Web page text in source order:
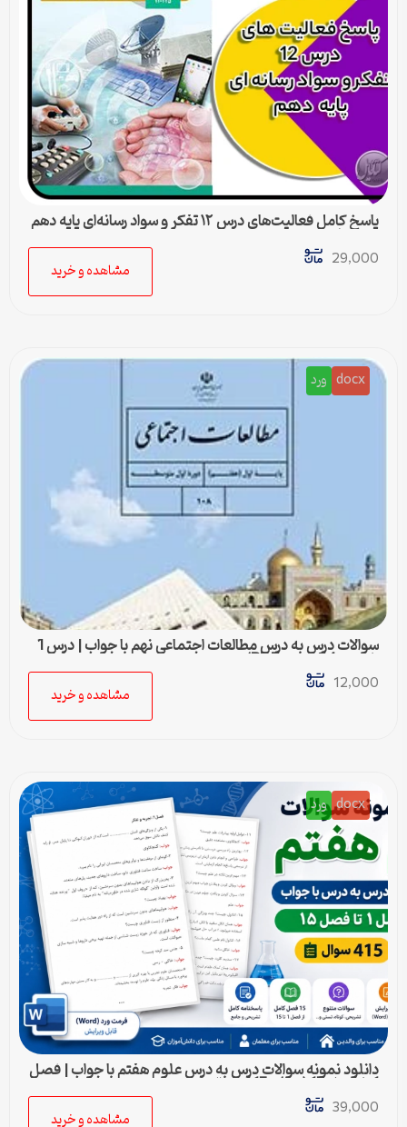
پاسخ کامل فعالیت‌های درس ۱۲ تفکر و سواد رسانه‌ای پایه دهم
متوسطه دوم
29,000
مشاهده و خرید
docx ورد
سوالات درس به درس مطالعات اجتماعی نهم با جواب | درس 1
تا درس 24 (ورد و PDF)
12,000
مشاهده و خرید
docx ورد
دانلود نمونه سوالات درس به درس علوم هفتم با جواب | فصل
1 تا فصل 15 (ورد) – 415 سوال
39,000
مشاهده و خرید